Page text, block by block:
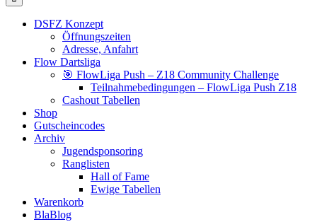
DSFZ Konzept
Öffnungszeiten
Adresse, Anfahrt
Flow Dartsliga
🎯 FlowLiga Push – Z18 Community Challenge
Teilnahmebedingungen – FlowLiga Push Z18
Cashout Tabellen
Shop
Gutscheincodes
Archiv
Jugendsponsoring
Ranglisten
Hall of Fame
Ewige Tabellen
Warenkorb
BlaBlog